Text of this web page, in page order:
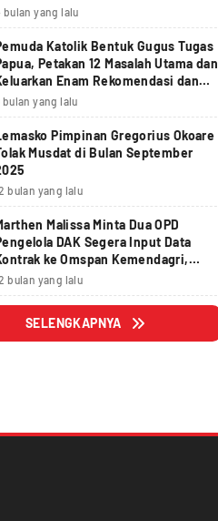
bulan yang lalu
Katolik Bentuk Gugus Tugas
Petakan 12 Masalah Utama dan
Enam Rekomendasi dan
Moral Nasional
bulan yang lalu
Pimpinan Gregorius Okoare
Musdat di Bulan September
bulan yang lalu
Malissa Minta Dua OPD
DAK Segera Input Data
ke Omspan Kemendagri,
Tanggal 29 Agustus 2025
bulan yang lalu
SELENGKAPNYA